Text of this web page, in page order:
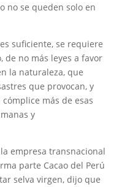
no se queden solo en
suficiente, se requiere
de no más leyes a favor
la naturaleza, que
que provocan, y
más de esas
y
empresa transnacional
parte Cacao del Perú
selva virgen, dijo que